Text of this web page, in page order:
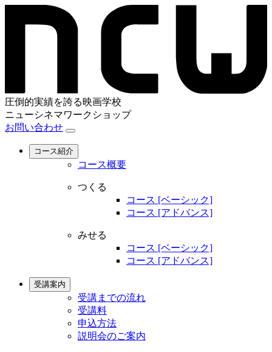
圧倒的実績を誇る映画学校
ニューシネマワークショップ
お問い合わせ
コース紹介
コース概要
つくる
コース [ベーシック]
コース [アドバンス]
みせる
コース [ベーシック]
コース [アドバンス]
受講案内
受講までの流れ
受講料
申込方法
説明会のご案内